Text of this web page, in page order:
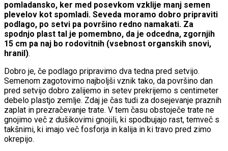
pomladansko, ker med posevkom vzklije manj semen
plevelov kot spomladi. Seveda moramo dobro pripraviti
podlago, po setvi pa površino redno namakati. Za
spodnjo plast tal je pomembno, da je odcedna, zgornjih
15 cm pa naj bo rodovitnih (vsebnost organskih snovi,
hranil).
Dobro je, če podlago pripravimo dva tedna pred setvijo.
Semenom zagotovimo najboljši vznik tako, da površino dan
pred setvijo dobro zalijemo in setev prekrijemo s centimeter
debelo plastjo zemlje. Zdaj je čas tudi za dosejevanje praznih
zaplat in prezračevanje trate. V tem času obstoječe trate ne
gnojimo več z dušikovimi gnojili, ki spodbujajo rast, temveč s
takšnimi, ki imajo več fosforja in kalija in ki travo pred zimo
okrepijo.